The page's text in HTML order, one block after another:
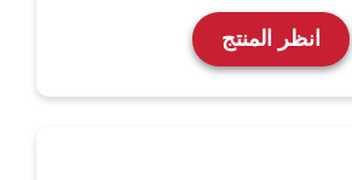
انظر المنتج